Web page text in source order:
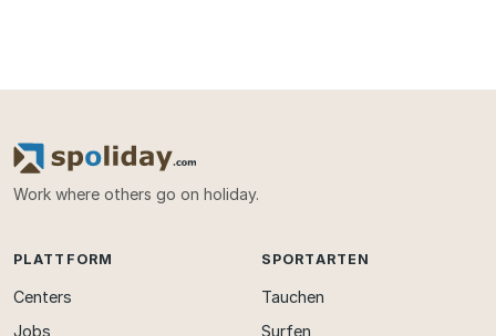
Work where others go on holiday.
PLATTFORM
Centers
Jobs
SPORTARTEN
Tauchen
Surfen